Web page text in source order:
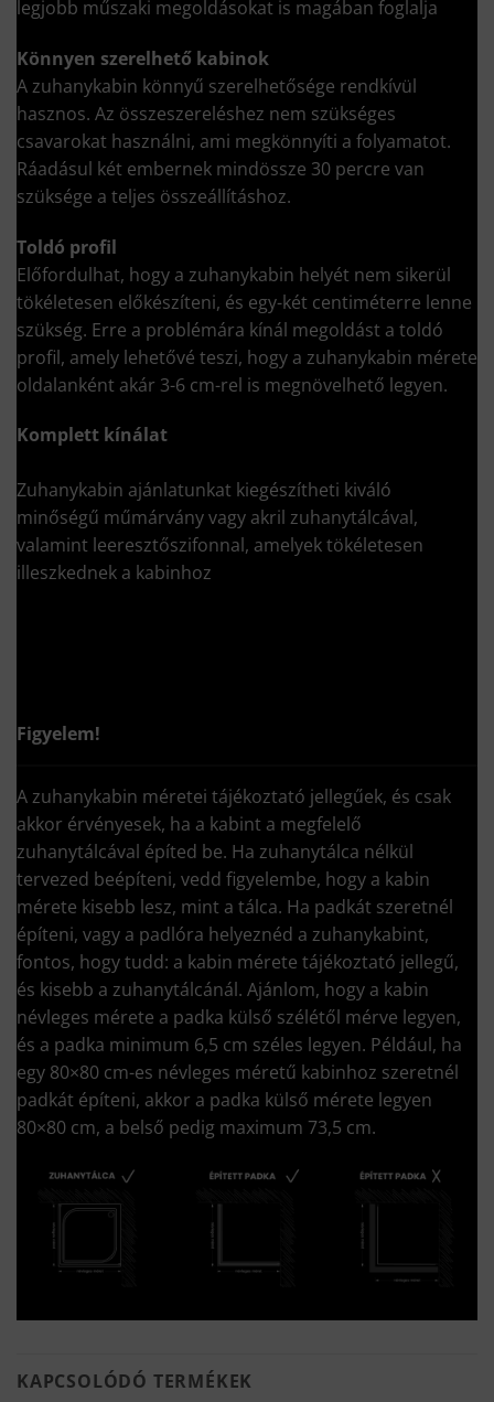
legjobb műszaki megoldásokat is magában foglalja
Könnyen szerelhető kabinok
A zuhanykabin könnyű szerelhetősége rendkívül
hasznos. Az összeszereléshez nem szükséges
csavarokat használni, ami megkönnyíti a folyamatot.
Ráadásul két embernek mindössze 30 percre van
szüksége a teljes összeállításhoz.
Toldó profil
Előfordulhat, hogy a zuhanykabin helyét nem sikerül
tökéletesen előkészíteni, és egy-két centiméterre lenne
szükség. Erre a problémára kínál megoldást a toldó
profil, amely lehetővé teszi, hogy a zuhanykabin mérete
oldalanként akár 3-6 cm-rel is megnövelhető legyen.
Komplett kínálat
Zuhanykabin ajánlatunkat kiegészítheti kiváló
minőségű műmárvány vagy akril zuhanytálcával,
valamint leeresztőszifonnal, amelyek tökéletesen
illeszkednek a kabinhoz
Figyelem!
A zuhanykabin méretei tájékoztató jellegűek, és csak
akkor érvényesek, ha a kabint a megfelelő
zuhanytálcával építed be. Ha zuhanytálca nélkül
tervezed beépíteni, vedd figyelembe, hogy a kabin
mérete kisebb lesz, mint a tálca. Ha padkát szeretnél
építeni, vagy a padlóra helyeznéd a zuhanykabint,
fontos, hogy tudd: a kabin mérete tájékoztató jellegű,
és kisebb a zuhanytálcánál. Ajánlom, hogy a kabin
névleges mérete a padka külső szélétől mérve legyen,
és a padka minimum 6,5 cm széles legyen. Például, ha
egy 80×80 cm-es névleges méretű kabinhoz szeretnél
padkát építeni, akkor a padka külső mérete legyen
80×80 cm, a belső pedig maximum 73,5 cm.
KAPCSOLÓDÓ TERMÉKEK